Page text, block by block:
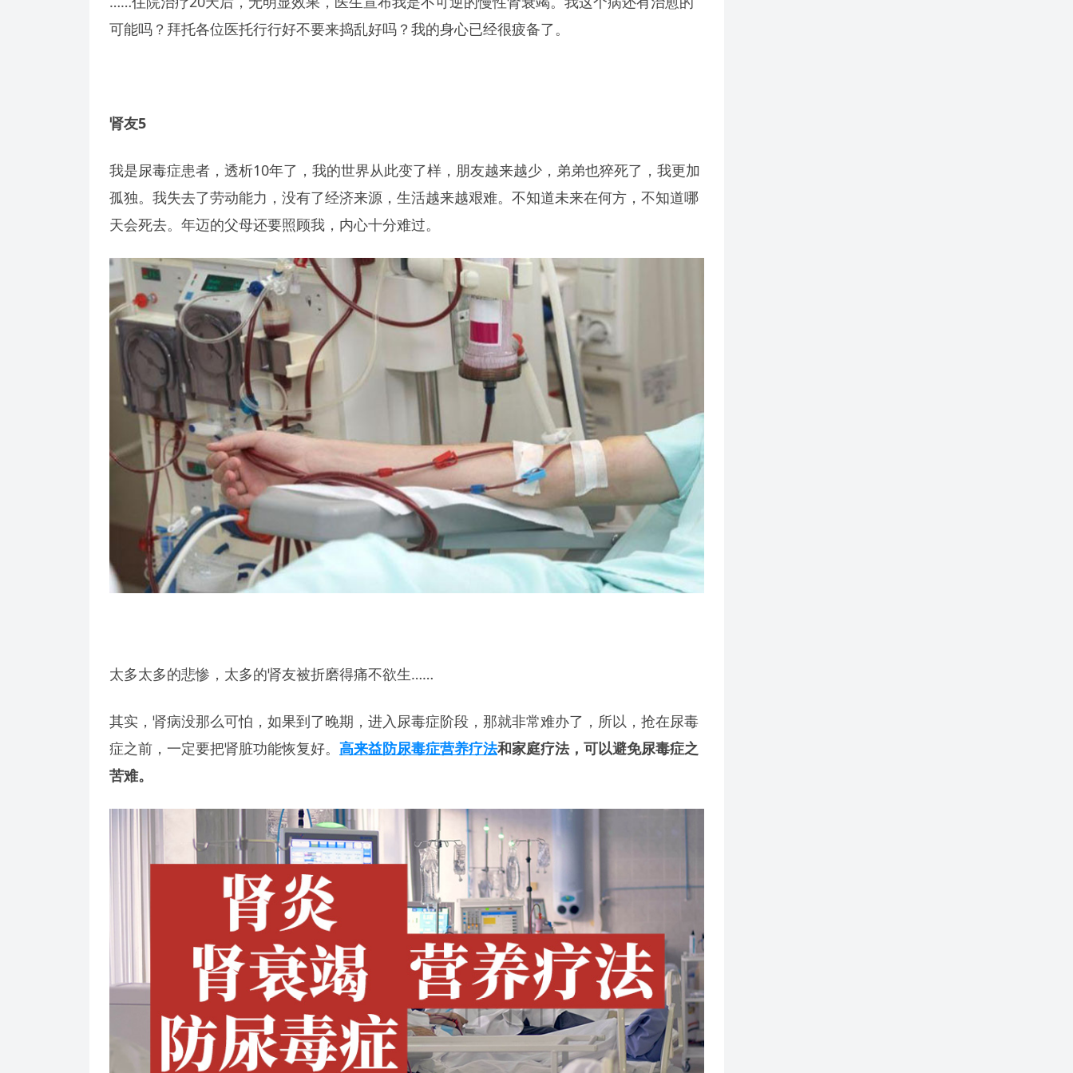
可能吗？拜托各位医托行行好不要来捣乱好吗？我的身心已经很疲备了。
肾友5
我是尿毒症患者，透析10年了，我的世界从此变了样，朋友越来越少，弟弟也猝死了，我更加
孤独。我失去了劳动能力，没有了经济来源，生活越来越艰难。不知道未来在何方，不知道哪
天会死去。年迈的父母还要照顾我，内心十分难过。
太多太多的悲惨，太多的肾友被折磨得痛不欲生……
其实，肾病没那么可怕，如果到了晚期，进入尿毒症阶段，那就非常难办了，所以，抢在尿毒
症之前，一定要把肾脏功能恢复好。 高来益防尿毒症营养疗法和家庭疗法，可以避免尿毒症之
苦难。